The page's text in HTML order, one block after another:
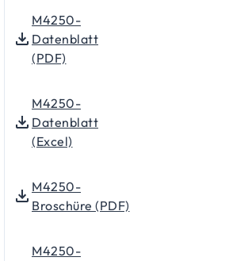
M4250-
Datenblatt
(PDF)
M4250-
Datenblatt
(Excel)
M4250-
Broschüre (PDF)
M4250-